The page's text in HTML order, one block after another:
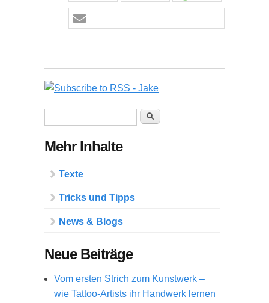
Suche
Mehr Inhalte
Texte
Tricks und Tipps
News & Blogs
Neue Beiträge
Vom ersten Strich zum Kunstwerk –
wie Tattoo-Artists ihr Handwerk lernen